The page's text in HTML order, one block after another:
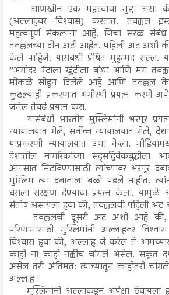
आणखीन एक महत्त्वाचा मुद्दा असा
(अल्लाहवर विश्‍वास) करतात. तवक्कल
महत्वपूर्ण संकल्पना आहे. जिचा सरळ संबंध
तवक्कलच्या दोन अटी आहेत. पहिली अट अशी
केले पाहिजे. यासंबंधी प्रेषित मुहम्मद सल्ल.
”अगोदर उंटाला खुंटीला बांधा आणि मग
मोकळे सोडून दिलेले आहे आणि तवक्कल
कुठल्याही प्रकरणात भगीरथी प्रयत्न करणे
जमेल तेवढे प्रयत्न करा.
यासंबंधी भारतीय मुस्लिमांनी भरपूर
न्यायालयात गेले, सर्वोच्च न्यायालयात गेले,
याप्रकरणी न्यायालयात उभा केला.
देशातील नागरिकांच्या
आपसात मिटविण्यासाठी त्यांच्यावर भरपूर
मुस्लिम त्या दबावाला बळी पडले नाहीत.
घराला संरक्षण देण्याचा प्रयत्न केला. यामुळे
संतोष असायला हवा की, तवक्कलची पहिली
तवक्कलची दूसरी अट अशी आहे की,
परिणामासाठी मुस्लिमांनी अल्लाहवर
विश्‍वास हवा की, अल्लाह जे करेल ते
काही ना काही नक्कीच चांगले असेल. सकृत
असेल तरी अंतिमत: त्याच्यातून काहीतरी
अल्लाह !
मुस्लिमांनी अल्लाकडून अपेक्षा ठेवायला